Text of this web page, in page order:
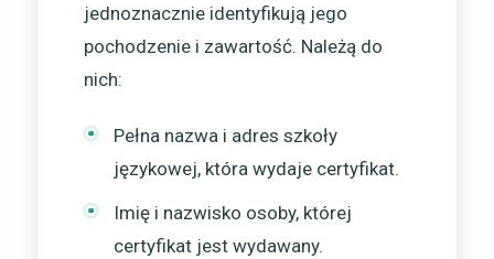
jednoznacznie identyfikują jego
pochodzenie i zawartość. Należą do
nich:
Pełna nazwa i adres szkoły
językowej, która wydaje certyfikat.
Imię i nazwisko osoby, której
certyfikat jest wydawany.